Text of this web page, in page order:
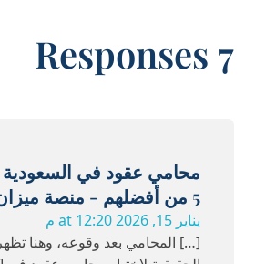
7 Responses
محامي عقود في
5 من أفضلهم - منصة ميزان القانون
يناير 15, 2026 at 12:20 م
[…] المحامي بعد وقوعه، وهنا